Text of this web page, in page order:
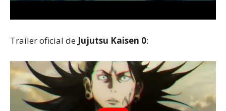
Trailer oficial de Jujutsu Kaisen 0: